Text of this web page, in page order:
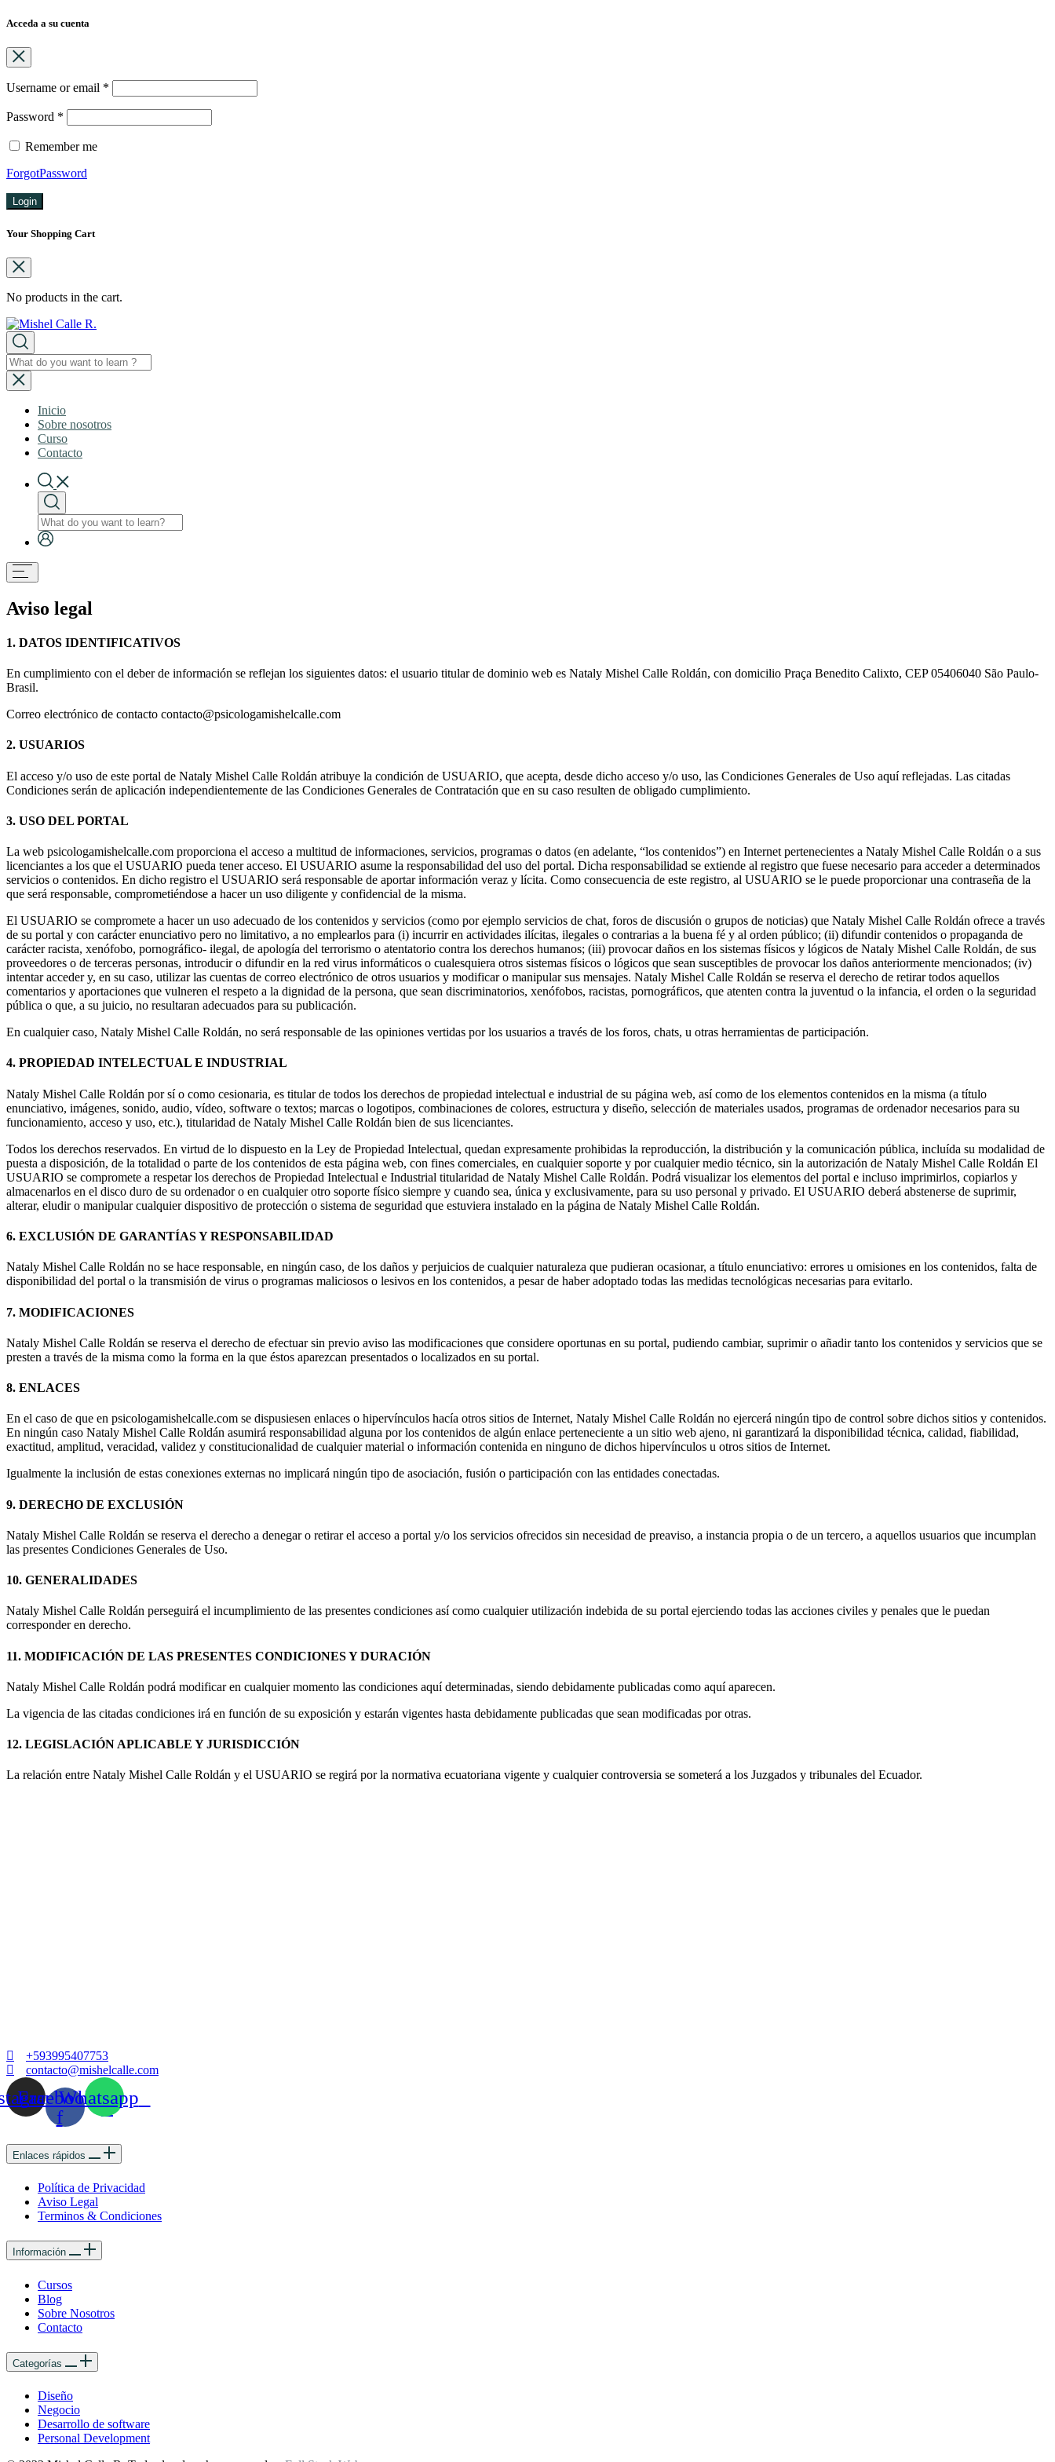
Acceda a su cuenta
Username or email *
Password *
Remember me
ForgotPassword
Login
Your Shopping Cart
No products in the cart.
Inicio
Sobre nosotros
Curso
Contacto
Aviso legal
1. DATOS IDENTIFICATIVOS
En cumplimiento con el deber de información se reflejan los siguientes datos: el usuario titular de dominio web es Nataly Mishel Calle Roldán, con domicilio Praça Benedito Calixto, CEP 05406040 São Paulo-
Brasil.
Correo electrónico de contacto contacto@psicologamishelcalle.com
2. USUARIOS
El acceso y/o uso de este portal de Nataly Mishel Calle Roldán atribuye la condición de USUARIO, que acepta, desde dicho acceso y/o uso, las Condiciones Generales de Uso aquí reflejadas. Las citadas
Condiciones serán de aplicación independientemente de las Condiciones Generales de Contratación que en su caso resulten de obligado cumplimiento.
3. USO DEL PORTAL
La web psicologamishelcalle.com proporciona el acceso a multitud de informaciones, servicios, programas o datos (en adelante, “los contenidos”) en Internet pertenecientes a Nataly Mishel Calle Roldán o a sus
licenciantes a los que el USUARIO pueda tener acceso. El USUARIO asume la responsabilidad del uso del portal. Dicha responsabilidad se extiende al registro que fuese necesario para acceder a determinados
servicios o contenidos. En dicho registro el USUARIO será responsable de aportar información veraz y lícita. Como consecuencia de este registro, al USUARIO se le puede proporcionar una contraseña de la
que será responsable, comprometiéndose a hacer un uso diligente y confidencial de la misma.
El USUARIO se compromete a hacer un uso adecuado de los contenidos y servicios (como por ejemplo servicios de chat, foros de discusión o grupos de noticias) que Nataly Mishel Calle Roldán ofrece a través
de su portal y con carácter enunciativo pero no limitativo, a no emplearlos para (i) incurrir en actividades ilícitas, ilegales o contrarias a la buena fé y al orden público; (ii) difundir contenidos o propaganda de
carácter racista, xenófobo, pornográfico- ilegal, de apología del terrorismo o atentatorio contra los derechos humanos; (iii) provocar daños en los sistemas físicos y lógicos de Nataly Mishel Calle Roldán, de sus
proveedores o de terceras personas, introducir o difundir en la red virus informáticos o cualesquiera otros sistemas físicos o lógicos que sean susceptibles de provocar los daños anteriormente mencionados; (iv)
intentar acceder y, en su caso, utilizar las cuentas de correo electrónico de otros usuarios y modificar o manipular sus mensajes. Nataly Mishel Calle Roldán se reserva el derecho de retirar todos aquellos
comentarios y aportaciones que vulneren el respeto a la dignidad de la persona, que sean discriminatorios, xenófobos, racistas, pornográficos, que atenten contra la juventud o la infancia, el orden o la seguridad
pública o que, a su juicio, no resultaran adecuados para su publicación.
En cualquier caso, Nataly Mishel Calle Roldán, no será responsable de las opiniones vertidas por los usuarios a través de los foros, chats, u otras herramientas de participación.
4. PROPIEDAD INTELECTUAL E INDUSTRIAL
Nataly Mishel Calle Roldán por sí o como cesionaria, es titular de todos los derechos de propiedad intelectual e industrial de su página web, así como de los elementos contenidos en la misma (a título
enunciativo, imágenes, sonido, audio, vídeo, software o textos; marcas o logotipos, combinaciones de colores, estructura y diseño, selección de materiales usados, programas de ordenador necesarios para su
funcionamiento, acceso y uso, etc.), titularidad de Nataly Mishel Calle Roldán bien de sus licenciantes.
Todos los derechos reservados. En virtud de lo dispuesto en la Ley de Propiedad Intelectual, quedan expresamente prohibidas la reproducción, la distribución y la comunicación pública, incluída su modalidad de
puesta a disposición, de la totalidad o parte de los contenidos de esta página web, con fines comerciales, en cualquier soporte y por cualquier medio técnico, sin la autorización de Nataly Mishel Calle Roldán El
USUARIO se compromete a respetar los derechos de Propiedad Intelectual e Industrial titularidad de Nataly Mishel Calle Roldán. Podrá visualizar los elementos del portal e incluso imprimirlos, copiarlos y
almacenarlos en el disco duro de su ordenador o en cualquier otro soporte físico siempre y cuando sea, única y exclusivamente, para su uso personal y privado. El USUARIO deberá abstenerse de suprimir,
alterar, eludir o manipular cualquier dispositivo de protección o sistema de seguridad que estuviera instalado en la página de Nataly Mishel Calle Roldán.
6. EXCLUSIÓN DE GARANTÍAS Y RESPONSABILIDAD
Nataly Mishel Calle Roldán no se hace responsable, en ningún caso, de los daños y perjuicios de cualquier naturaleza que pudieran ocasionar, a título enunciativo: errores u omisiones en los contenidos, falta de
disponibilidad del portal o la transmisión de virus o programas maliciosos o lesivos en los contenidos, a pesar de haber adoptado todas las medidas tecnológicas necesarias para evitarlo.
7. MODIFICACIONES
Nataly Mishel Calle Roldán se reserva el derecho de efectuar sin previo aviso las modificaciones que considere oportunas en su portal, pudiendo cambiar, suprimir o añadir tanto los contenidos y servicios que se
presten a través de la misma como la forma en la que éstos aparezcan presentados o localizados en su portal.
8. ENLACES
En el caso de que en psicologamishelcalle.com se dispusiesen enlaces o hipervínculos hacía otros sitios de Internet, Nataly Mishel Calle Roldán no ejercerá ningún tipo de control sobre dichos sitios y contenidos.
En ningún caso Nataly Mishel Calle Roldán asumirá responsabilidad alguna por los contenidos de algún enlace perteneciente a un sitio web ajeno, ni garantizará la disponibilidad técnica, calidad, fiabilidad,
exactitud, amplitud, veracidad, validez y constitucionalidad de cualquier material o información contenida en ninguno de dichos hipervínculos u otros sitios de Internet.
Igualmente la inclusión de estas conexiones externas no implicará ningún tipo de asociación, fusión o participación con las entidades conectadas.
9. DERECHO DE EXCLUSIÓN
Nataly Mishel Calle Roldán se reserva el derecho a denegar o retirar el acceso a portal y/o los servicios ofrecidos sin necesidad de preaviso, a instancia propia o de un tercero, a aquellos usuarios que incumplan
las presentes Condiciones Generales de Uso.
10. GENERALIDADES
Nataly Mishel Calle Roldán perseguirá el incumplimiento de las presentes condiciones así como cualquier utilización indebida de su portal ejerciendo todas las acciones civiles y penales que le puedan
corresponder en derecho.
11. MODIFICACIÓN DE LAS PRESENTES CONDICIONES Y DURACIÓN
Nataly Mishel Calle Roldán podrá modificar en cualquier momento las condiciones aquí determinadas, siendo debidamente publicadas como aquí aparecen.
La vigencia de las citadas condiciones irá en función de su exposición y estarán vigentes hasta debidamente publicadas que sean modificadas por otras.
12. LEGISLACIÓN APLICABLE Y JURISDICCIÓN
La relación entre Nataly Mishel Calle Roldán y el USUARIO se regirá por la normativa ecuatoriana vigente y cualquier controversia se someterá a los Juzgados y tribunales del Ecuador.
+593995407753
contacto@mishelcalle.com
Facebook-
f
Whatsapp
Enlaces rápidos
Política de Privacidad
Aviso Legal
Terminos & Condiciones
Información
Cursos
Blog
Sobre Nosotros
Contacto
Categorías
Diseño
Negocio
Desarrollo de software
Personal Development